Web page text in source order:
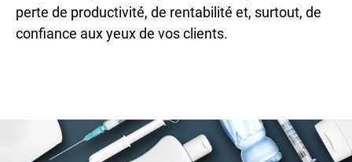
perte de productivité, de rentabilité et, surtout, de
confiance aux yeux de vos clients.